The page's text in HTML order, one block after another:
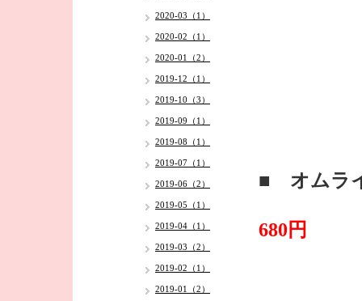
■ オムラ
680円
2020-03（1）
2020-02（1）
2020-01（2）
2019-12（1）
2019-10（3）
2019-09（1）
2019-08（1）
2019-07（1）
2019-06（2）
2019-05（1）
2019-04（1）
2019-03（2）
2019-02（1）
2019-01（2）